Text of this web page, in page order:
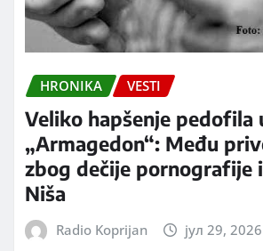
HRONIKA VESTI
Veliko hapšenje pedofila
„Armagedon“: Među
zbog dečije pornografije
Niša
Radio Koprijan јул 29, 2026